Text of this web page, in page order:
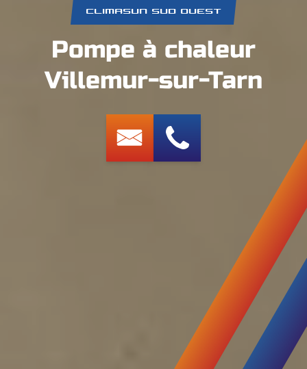
CLIMASUN SUD OUEST
Pompe à chaleur
Villemur-sur-Tarn